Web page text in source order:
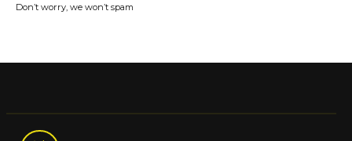
Don’t worry, we won’t spam